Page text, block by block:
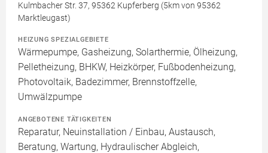
Kulmbacher Str. 37, 95362 Kupferberg (5km von 95362
Marktleugast)
HEIZUNG SPEZIALGEBIETE
Wärmepumpe, Gasheizung, Solarthermie, Ölheizung,
Pelletheizung, BHKW, Heizkörper, Fußbodenheizung,
Photovoltaik, Badezimmer, Brennstoffzelle,
Umwälzpumpe
ANGEBOTENE TÄTIGKEITEN
Reparatur, Neuinstallation / Einbau, Austausch,
Beratung, Wartung, Hydraulischer Abgleich,